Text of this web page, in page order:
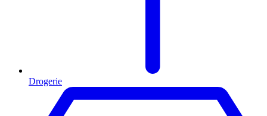
Drogerie